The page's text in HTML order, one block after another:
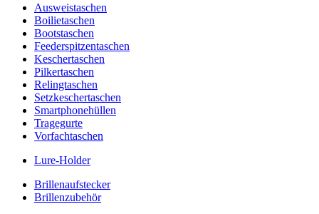
Ausweistaschen
Boilietaschen
Bootstaschen
Feederspitzentaschen
Keschertaschen
Pilkertaschen
Relingtaschen
Setzkeschertaschen
Smartphonehüllen
Tragegurte
Vorfachtaschen
Lure-Holder
Brillenaufstecker
Brillenzubehör